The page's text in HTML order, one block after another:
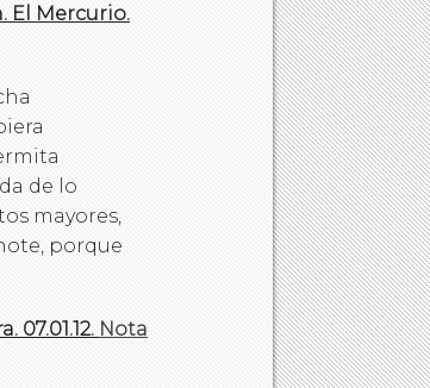
El Mercurio.
de lo
mayores,
porque
07.01.12. Nota